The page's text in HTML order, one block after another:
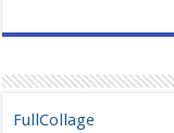
FullCollage